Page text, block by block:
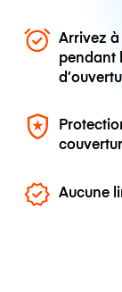
Arrivez
pendant
Aucune